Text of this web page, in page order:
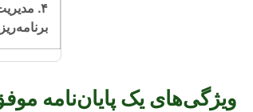
۴.
ویژگی‌های یک پایان‌نامه